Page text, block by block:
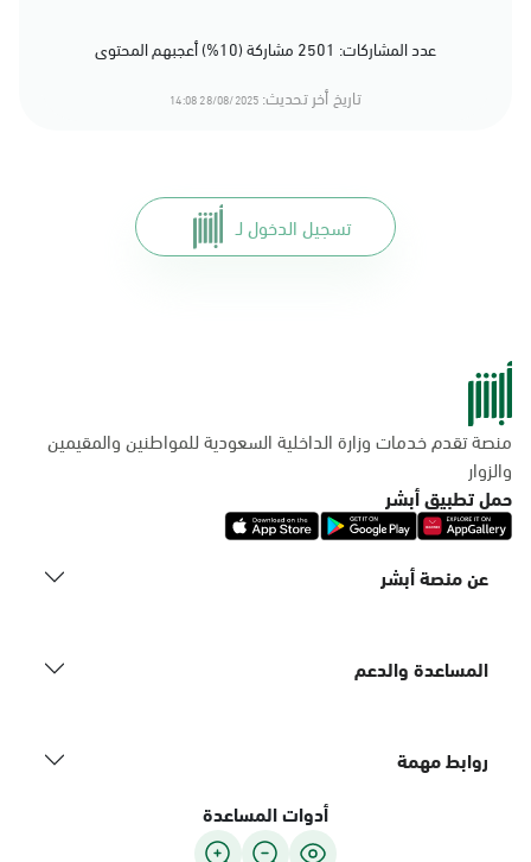
عدد المشاركات: 2501 مشاركة (10%) أعجبهم المحتوى
تاريخ أخر تحديث: 28/08/2025 14:08
تسجيل الدخول لـ
منصة تقدم خدمات وزارة الداخلية السعودية للمواطنين والمقيمين
والزوار
حمل تطبيق أبشر
عن منصة أبشر
المساعدة والدعم
روابط مهمة
أدوات المساعدة